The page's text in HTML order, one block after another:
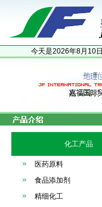
今天是2026年8月 10日
化工产品
医药原料
食品添加剂
精细化工